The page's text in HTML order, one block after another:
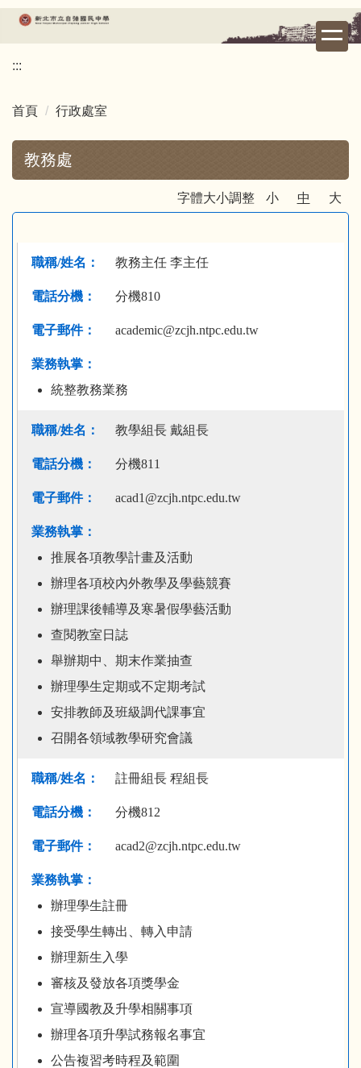
跳
要
容
:::
首頁 行政處室
教務處
字體大小調整 小 中 大
教務主任 李主任
分機810
academic@zcjh.ntpc.edu.tw
統整教務業務
教學組長 戴組長
分機811
acad1@zcjh.ntpc.edu.tw
推展各項教學計畫及活動
辦理各項校內外教學及學藝競賽
辦理課後輔導及寒暑假學藝活動
查閱教室日誌
舉辦期中、期末作業抽查
辦理學生定期或不定期考試
安排教師及班級調代課事宜
召開各領域教學研究會議
註冊組長 程組長
分機812
acad2@zcjh.ntpc.edu.tw
辦理學生註冊
接受學生轉出、轉入申請
辦理新生入學
審核及發放各項獎學金
宣導國教及升學相關事項
辦理各項升學試務報名事宜
公告複習考時程及範圍